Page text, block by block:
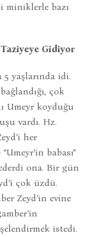
miniklerle bazı
Taziyeye Gidiyor
5 yaşlarında idi.
çok
Umeyr koyduğu
vardı. Hz.
her
babası”
ona. Bir gün
çok üzdü.
Zeyd’in evine
istedi.